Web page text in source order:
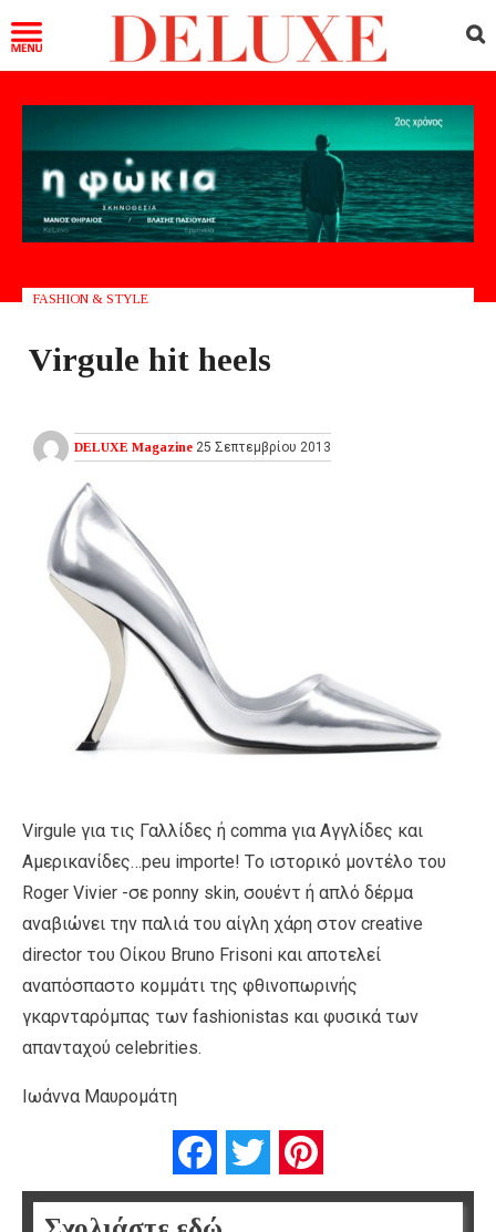
FASHION & STYLE
Virgule hit heels
DELUXE Magazine 25 Σεπτεμβρίου 2013
Virgule για τις Γαλλίδες ή comma για Αγγλίδες και
Αμερικανίδες…peu importe! Tο ιστορικό μοντέλο του
Roger Vivier -σε ponny skin, σουέντ ή απλό δέρμα
αναβιώνει την παλιά του αίγλη χάρη στον creative
director του Οίκου Bruno Frisoni και αποτελεί
αναπόσπαστο κομμάτι της φθινοπωρινής
γκαρνταρόμπας των fashionistas και φυσικά των
απανταχού celebrities.
Ιωάννα Μαυρομάτη
FacebookTwitter